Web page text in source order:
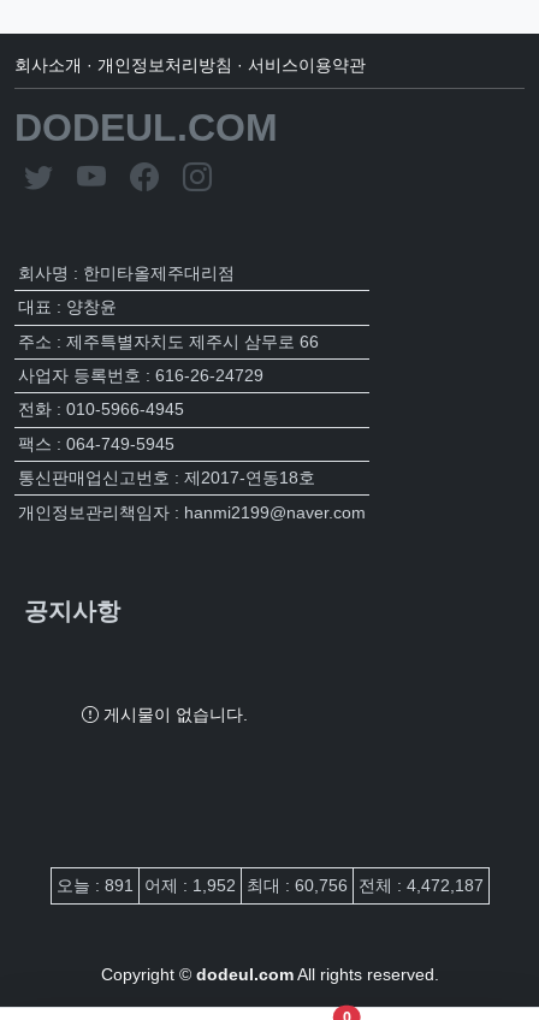
회사소개 · 개인정보처리방침 · 서비스이용약관
DODEUL.COM
회사명 : 한미타올제주대리점
대표 : 양창윤
주소 : 제주특별자치도 제주시 삼무로 66
사업자 등록번호 : 616-26-24729
전화 : 010-5966-4945
팩스 : 064-749-5945
통신판매업신고번호 : 제2017-연동18호
개인정보관리책임자 : hanmi2199@naver.com
공지사항
게시물이 없습니다.
접속자집계
오늘 : 891 어제 : 1,952 최대 : 60,756 전체 : 4,472,187
Copyright © dodeul.comAll rights reserved.
장바구니 담은 개수